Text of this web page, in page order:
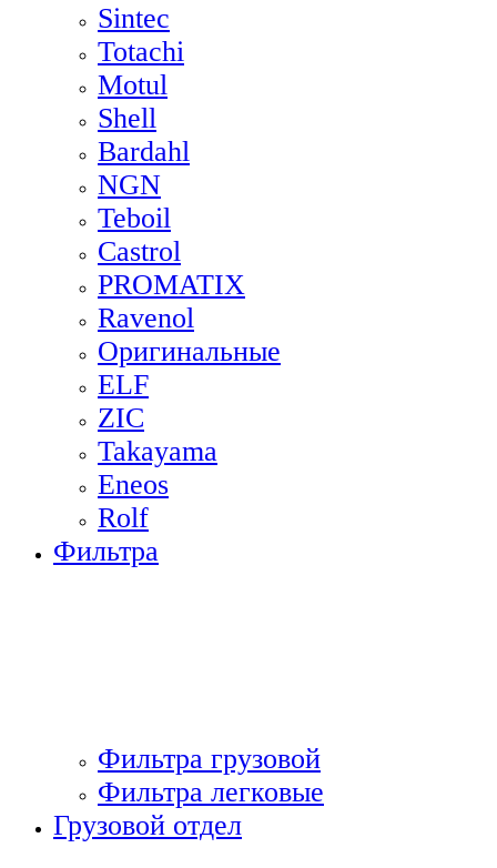
Sintec
Totachi
Motul
Shell
Bardahl
NGN
Teboil
Castrol
PROMATIX
Ravenol
Оригинальные
ELF
ZIC
Takayama
Eneos
Rolf
Фильтра
Фильтра грузовой
Фильтра легковые
Грузовой отдел